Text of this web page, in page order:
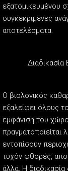
εξατομικευμένου
συγκεκριμένες
αποτελέσματα.
Ο βιολογικός
εξαλείφει όλους
εμφάνιση του
πραγματοποιείται
εντοπίσουν
τυχόν φθορές,
άλλα. Η